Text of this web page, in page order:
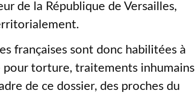
de la République de Versailles,
françaises sont donc habilitées à
torture, traitements inhumains
de ce dossier, des proches du